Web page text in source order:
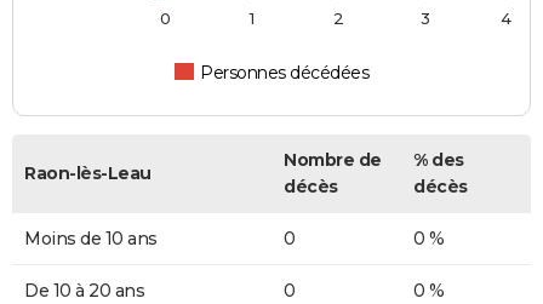
Personnes décédées
0 1 2 3 4
Raon-lès-Leau
Nombre de
décès
% des
décès
Moins de 10 ans 0 0 %
De 10 à 20 ans 0 0 %